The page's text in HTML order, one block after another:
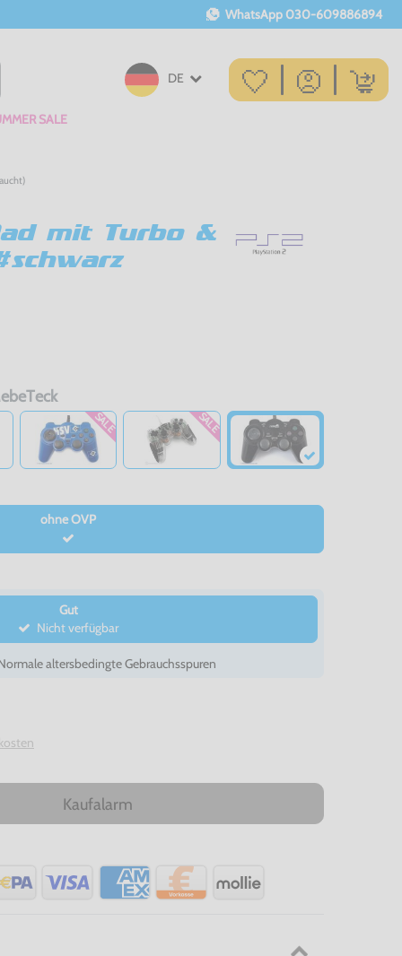
WhatsApp 030-609886894
DE
SALE
mit Turbo &
SALE SALE
ohne OVP
Gut
Nicht verfügbar
altersbedingte Gebrauchsspuren
Kaufalarm